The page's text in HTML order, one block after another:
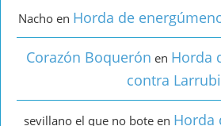
Nacho en Horda de
Corazón Boquerón en Horda
contra
sevillano el que no bote en Horda